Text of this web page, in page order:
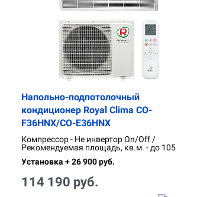
Напольно-подпотолочный
кондиционер Royal Clima CO-
F36HNX/CO-E36HNX
Компрессор - Не инвертор On/Off /
Рекомендуемая площадь, кв.м. - до 105
Установка + 26 900 руб.
114 190 руб.